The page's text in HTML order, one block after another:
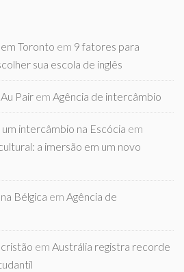
Toronto em 9 fatores para
sua escola de inglês
Pair em Agência de intercâmbio
intercâmbio na Escócia em
a imersão em um novo
Bélgica em Agência de
em Austrália registra recorde